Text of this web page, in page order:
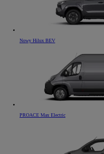
Nowy Hilux BEV
PROACE Max Electric